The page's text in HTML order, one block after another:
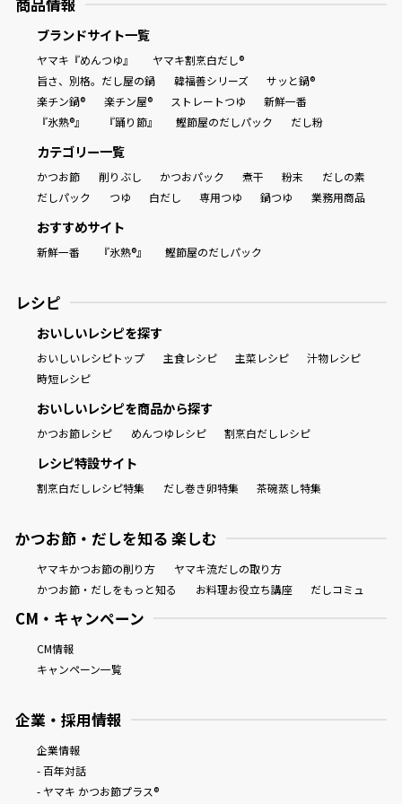
商品情報
ブランドサイト一覧
ヤマキ『めんつゆ』
ヤマキ割烹白だし®
旨さ、別格。だし屋の鍋
韓福善シリーズ
サッと鍋®
楽チン鍋®
楽チン屋® ストレートつゆ
新鮮一番
『氷熟®』
『踊り節』 鰹節屋のだしパック だし粉
カテゴリー一覧
かつお節 削りぶし かつおパック 煮干 粉末
だしの素
だしパック
つゆ 白だし 専用つゆ 鍋つゆ 業務用商品
おすすめサイト
新鮮一番 『氷熟®』 鰹節屋のだしパック
レシピ
おいしいレシピを探す
おいしいレシピトップ 主食レシピ 主菜レシピ
汁物レシピ
時短レシピ
おいしいレシピを商品から探す
かつお節レシピ めんつゆレシピ 割烹白だしレシピ
レシピ特設サイト
割烹白だしレシピ特集 だし巻き卵特集 茶碗蒸し特集
かつお節・だしを知る 楽しむ
ヤマキかつお節の削り方
ヤマキ流だしの取り方
かつお節・だしをもっと知る
お料理お役立ち講座 だしコミュ
CM・キャンペーン
CM情報
キャンペーン一覧
企業・採用情報
企業情報
- 百年対話
- ヤマキ かつお節プラス®